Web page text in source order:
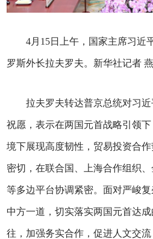
4月15日上午，国家主席习近
罗斯外长拉夫罗夫。新华社记者
拉夫罗夫转达普京总统对习
祝愿，表示在两国元首战略引领
境下展现高度韧性，贸易投资合
密切，在联合国、上海合作组织
等多边平台协调紧密。面对严峻
中方一道，切实落实两国元首达
往，加强务实合作，促进人文交